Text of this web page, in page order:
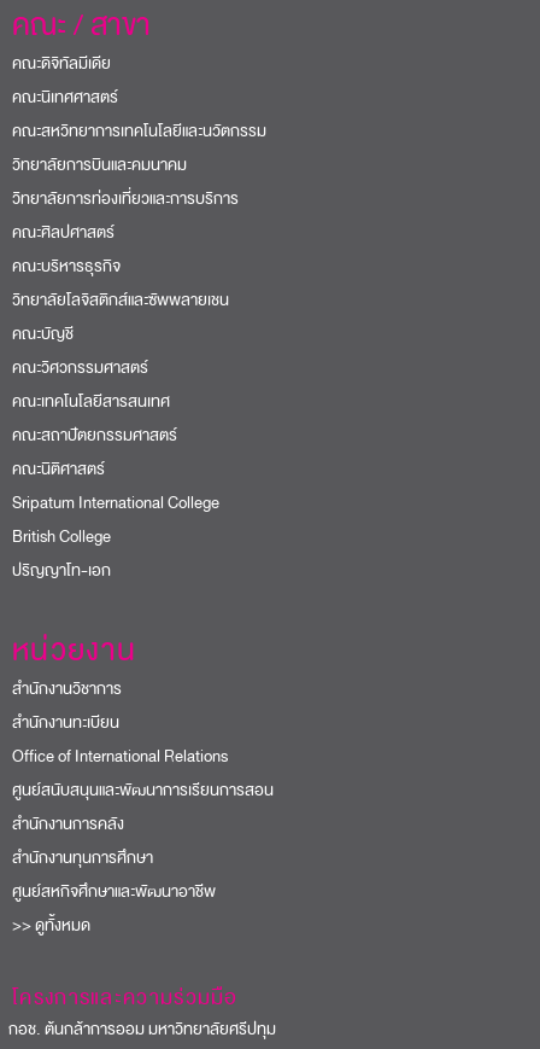
คณะ / สาขา
คณะดิจิทัลมีเดีย
คณะนิเทศศาสตร์
คณะสหวิทยาการเทคโนโลยีและนวัตกรรม
วิทยาลัยการบินและคมนาคม
วิทยาลัยการท่องเที่ยวและการบริการ
คณะศิลปศาสตร์
คณะบริหารธุรกิจ
วิทยาลัยโลจิสติกส์และซัพพลายเชน
คณะบัญชี
คณะวิศวกรรมศาสตร์
คณะเทคโนโลยีสารสนเทศ
คณะสถาปัตยกรรมศาสตร์
คณะนิติศาสตร์
Sripatum International College
British College
ปริญญาโท-เอก
หน่วยงาน
สำนักงานวิชาการ
สำนักงานทะเบียน
Office of International Relations
ศูนย์สนับสนุนและพัฒนาการเรียนการสอน
สำนักงานการคลัง
สำนักงานทุนการศึกษา
ศูนย์สหกิจศึกษาและพัฒนาอาชีพ
>> ดูทั้งหมด
โครงการและความร่วมมือ
ช. ต้นกล้าการออม มหาวิทยาลัยศรีปทุม